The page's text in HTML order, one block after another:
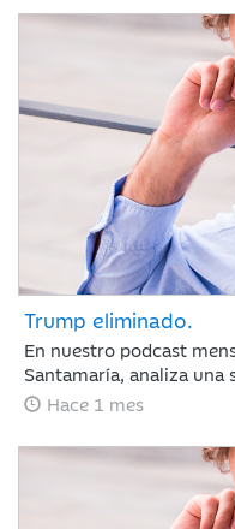
sectores defensivos en
deuda pública. Las
la atención sobre la
expectativas de tipos
Trump eliminado.
En nuestro podcast
Santamaría, analiza una
sentimiento de mercado
Fed mantendrán los
por la banca y Meta
sobre la IA, mientras el
Hace 1 mes